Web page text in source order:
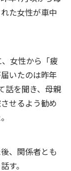
た女性が車中
女性から「疲
いたのは昨年
話を聞き、母親
せるよう勧め
、関係者とも
す。